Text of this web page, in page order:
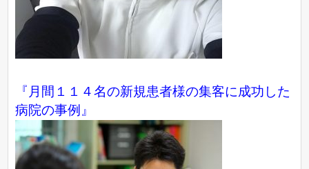
『月間１１４名の新規患者様の集客に成功した
病院の事例』